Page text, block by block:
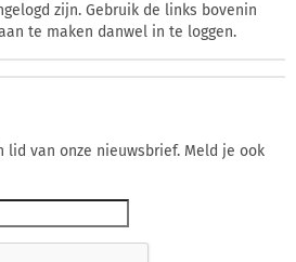
zijn. Gebruik de links bovenin
te maken danwel in te loggen.
lid van onze nieuwsbrief. Meld je ook